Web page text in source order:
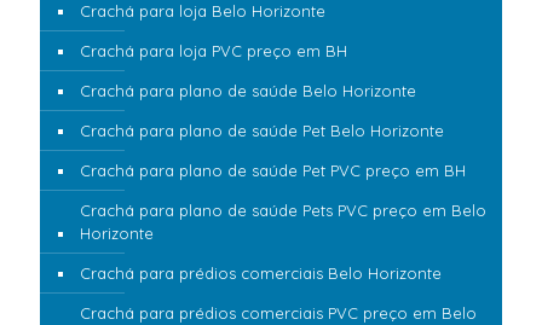
Crachá para loja Belo Horizonte
Crachá para loja PVC preço em BH
Crachá para plano de saúde Belo Horizonte
Crachá para plano de saúde Pet Belo Horizonte
Crachá para plano de saúde Pet PVC preço em BH
Crachá para plano de saúde Pets PVC preço em Belo
Horizonte
Crachá para prédios comerciais Belo Horizonte
Crachá para prédios comerciais PVC preço em Belo